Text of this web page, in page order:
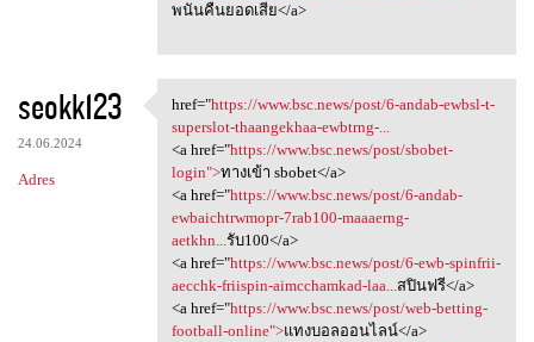
พนันคืนยอดเสีย</a>
seokk123
24.06.2024
Adres
href="https://www.bsc.news
href="https://www.bsc.news/post/6-andab-ewbsl-t-
superslot-thaangekhaa-ewbtrng-...
<a href="https://www.bsc.news/post/sbobet-
login">ทางเข้า sbobet</a>
<a href="https://www.bsc.news/post/6-andab-
ewbaichtrwmopr-7rab100-maaaerng-
aetkhn... รับ100</a>
<a href="https://www.bsc.news/post/6-ewb-spinfrii-
aecchk-friispin-aimcchamkad-laa... สปินฟรี</a>
<a href="https://www.bsc.news/post/web-betting-
football-online">แทงบอลออนไลน์</a>